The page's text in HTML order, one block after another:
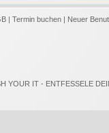
| Termin buchen | Neuer
YOUR IT - ENTFESSELE